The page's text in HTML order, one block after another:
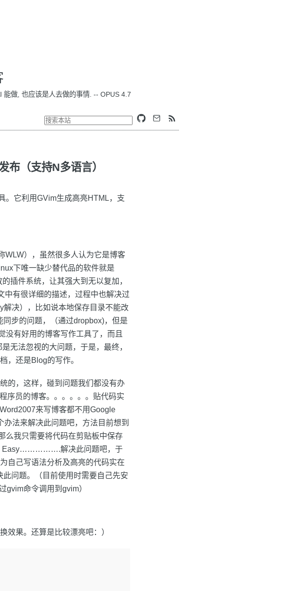
做, 也应该是人去做的事情. -- OPUS 4.7
布（支持N多语言）
。它利用GVim生成高亮HTML，支
WLW），虽然很多人认为它是博客
下唯一缺少替代品的软件就是
插件系统，让其强大到无以复加，
中有很详细的描述，过程中也解决过
决），比如说本地保存目录不能改
步的问题，（通过dropbox)，但是
没有好用的博客写作工具了，而且
无法忽视的大问题，于是，最终，
，还是Blog的写作。
的，这样，碰到问题我们都没有办
序员的博客。。。。。。贴代码实
来写博客都不用Google
法来解决此问题吧，方法目前想到
么我只需要将代码在剪贴板中保存
Easy…………….解决此问题吧，于
自己写语法分析及高亮的代码实在
问题。（目前使用时需要自己先安
gvim命令调用到gvim）
效果。还算是比较漂亮吧：）